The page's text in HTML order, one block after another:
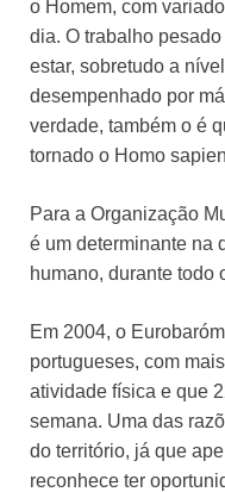
o Homem, com
dia. O trabalho
estar, sobretudo a
desempenhado por
verdade, também o é
tornado o Homo
Para a Organização
é um determinante na
humano, durante todo
Em 2004, o
portugueses, com
atividade física e que
semana. Uma das
do território, já que
reconhece ter